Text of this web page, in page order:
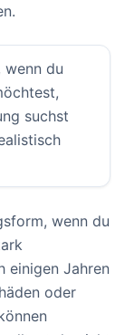
wenn du
suchst
wenn du
einigen Jahren
oder